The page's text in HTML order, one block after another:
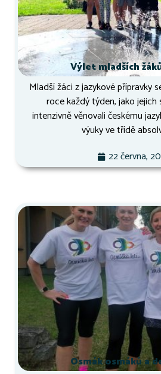
Výlet mladších
Mladší žáci z jazykové přípravky
roce každý týden, jako jejich
intenzivně věnovali českému
výuky ve třídě
22 června,
Osmák osmáků a